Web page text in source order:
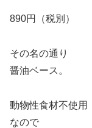
890円（税別）
その名の通り
醤油ベース。
動物性食材不使用
なので